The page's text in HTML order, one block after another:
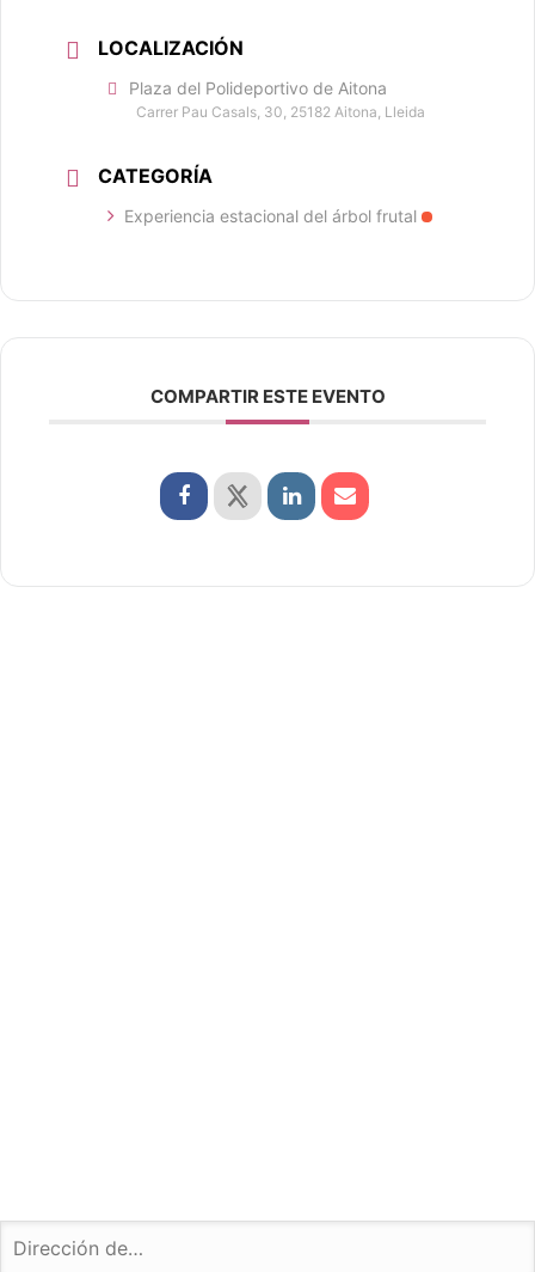
LOCALIZACIÓN
Plaza del Polideportivo de Aitona
Carrer Pau Casals, 30, 25182 Aitona, Lleida
CATEGORÍA
Experiencia estacional del árbol frutal
COMPARTIR ESTE EVENTO